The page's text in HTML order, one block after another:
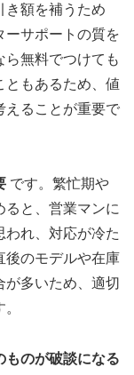
き額を補うため
ーサポートの質を
ら無料でつけても
ともあるため、値
えることが重要で
です。繁忙期や
ると、営業マンに
われ、対応が冷た
後のモデルや在庫
が多いため、適切
ものが破談になる